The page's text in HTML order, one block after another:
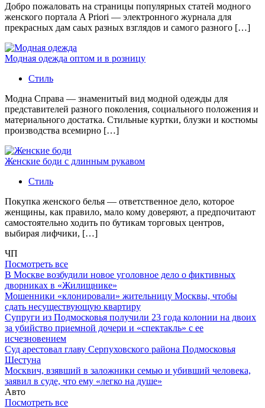
Добро пожаловать на страницы популярных статей модного
женского портала A Priori — электронного журнала для
прекрасных дам саых разных взглядов и самого разного […]
Модная одежда оптом и в розницу
Стиль
Модна Справа — знаменитый вид модной одежды для
представителей разного поколения, социального положения и
материального достатка. Стильные куртки, блузки и костюмы
производства всемирно […]
Женские боди с длинным рукавом
Стиль
Покупка женского белья — ответственное дело, которое
женщины, как правило, мало кому доверяют, а предпочитают
самостоятельно ходить по бутикам торговых центров,
выбирая лифчики, […]
ЧП
Посмотреть все
В Москве возбудили новое уголовное дело о фиктивных
дворниках в «Жилищнике»
Мошенники «клонировали» жительницу Москвы, чтобы
сдать несуществующую квартиру
Супруги из Подмосковья получили 23 года колонии на двоих
за убийство приемной дочери и «спектакль» с ее
исчезновением
Суд арестовал главу Серпуховского района Подмосковья
Шестуна
Москвич, взявший в заложники семью и убивший человека,
заявил в суде, что ему «легко на душе»
Авто
Посмотреть все